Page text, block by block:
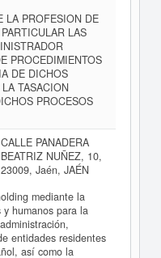
LA PROFESION DE
LAS
PROCEDIMIENTOS
DE DICHOS
TASACION
PROCESOS
CALLE PANADERA
BEATRIZ NUÑEZ, 10,
23009, Jaén, JAÉN
mediante la
humanos para la
entidades residentes
así como la